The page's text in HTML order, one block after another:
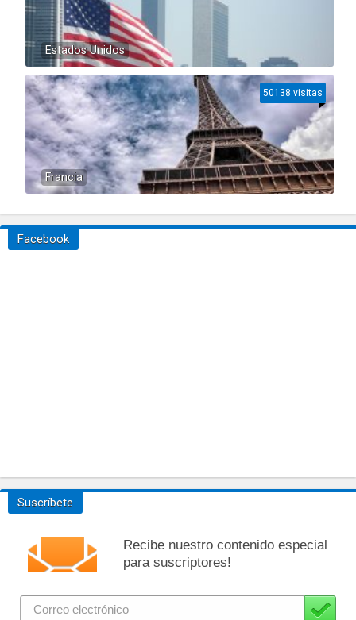
Estados Unidos
Francia
50138 visitas
Facebook
Suscríbete
Recibe nuestro contenido especial
para suscriptores!